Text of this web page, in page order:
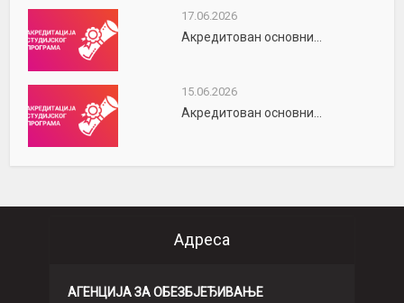
17.06.2026
Акредитован основни...
15.06.2026
Акредитован основни...
Адреса
АГЕНЦИЈА ЗА ОБЕЗБЈЕЂИВАЊЕ